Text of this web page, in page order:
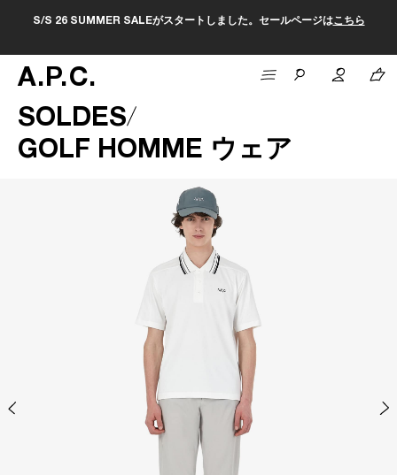
S/S 26 SUMMER SALEがスタートしました。セールページはこちら
A.P.C.
SOLDES
GOLF HOMME ウェア